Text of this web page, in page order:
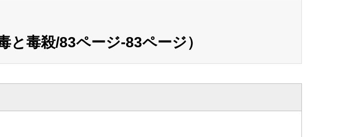
毒殺/83ページ-83ページ）